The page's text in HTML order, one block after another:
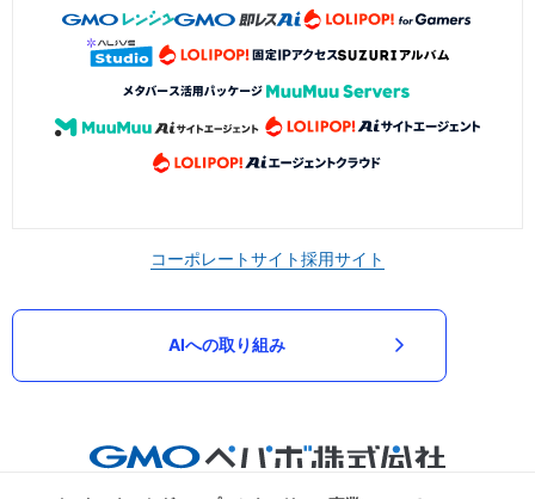
コーポレートサイト採用サイト
AIへの取り組み